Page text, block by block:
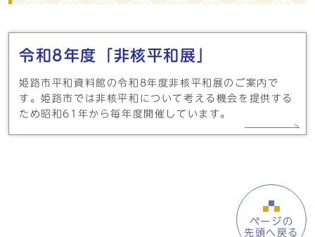
メインメニュー
令和8年度「非核平和展」
姫路市平和資料館の令和8年度非核平和展のご案内で
す。姫路市では非核平和について考える機会を提供する
ため昭和61年から毎年度開催しています。
ページの
先頭へ戻る